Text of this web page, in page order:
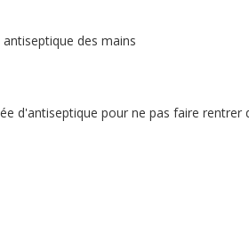
des mains
d'antiseptique pour ne pas faire rentrer